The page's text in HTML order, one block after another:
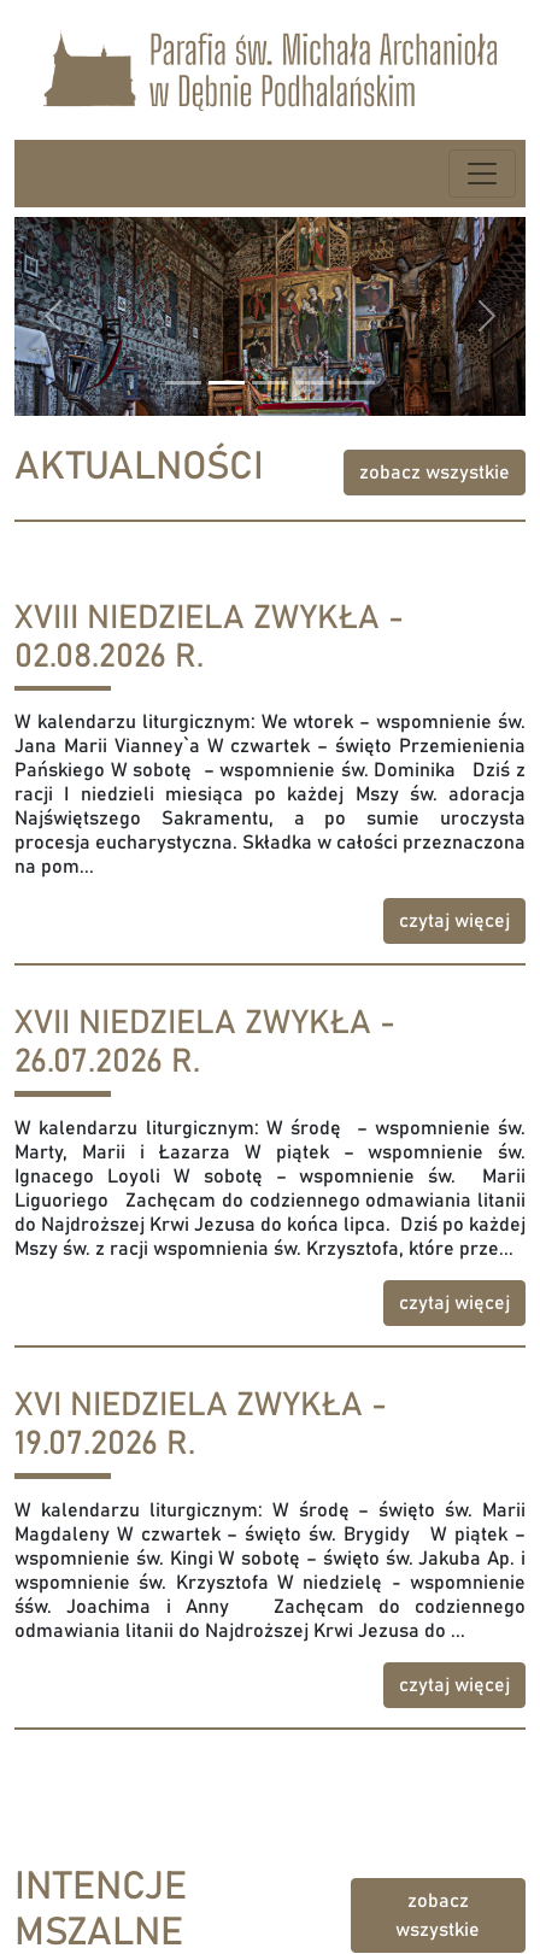
Previous Next
AKTUALNOŚCI zobacz wszystkie
XVIII NIEDZIELA ZWYKŁA -
02.08.2026 R.
W kalendarzu liturgicznym: We wtorek – wspomnienie św.
Jana Marii Vianney`a W czwartek – święto Przemienienia
Pańskiego W sobotę – wspomnienie św. Dominika Dziś z
racji I niedzieli miesiąca po każdej Mszy św. adoracja
Najświętszego Sakramentu, a po sumie uroczysta
procesja eucharystyczna. Składka w całości przeznaczona
na pom...
czytaj więcej
XVII NIEDZIELA ZWYKŁA -
26.07.2026 R.
W kalendarzu liturgicznym: W środę – wspomnienie św.
Marty, Marii i Łazarza W piątek – wspomnienie św.
Ignacego Loyoli W sobotę – wspomnienie św. Marii
Liguoriego Zachęcam do codziennego odmawiania litanii
do Najdroższej Krwi Jezusa do końca lipca. Dziś po każdej
Mszy św. z racji wspomnienia św. Krzysztofa, które prze...
czytaj więcej
XVI NIEDZIELA ZWYKŁA -
19.07.2026 R.
W kalendarzu liturgicznym: W środę – święto św. Marii
Magdaleny W czwartek – święto św. Brygidy W piątek –
wspomnienie św. Kingi W sobotę – święto św. Jakuba Ap. i
wspomnienie św. Krzysztofa W niedzielę - wspomnienie
śśw. Joachima i Anny Zachęcam do codziennego
odmawiania litanii do Najdroższej Krwi Jezusa do ...
czytaj więcej
INTENCJE
MSZALNE
zobacz
wszystkie